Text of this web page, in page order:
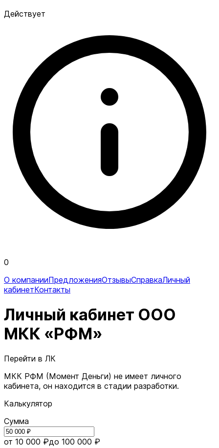
Действует
0
О компанииПредложенияОтзывыСправкаЛичный
кабинетКонтакты
Личный кабинет ООО
МКК «РФМ»
Перейти в ЛК
МКК РФМ (Момент Деньги) не имеет личного
кабинета, он находится в стадии разработки.
Калькулятор
Сумма
от 10 000 ₽до 100 000 ₽